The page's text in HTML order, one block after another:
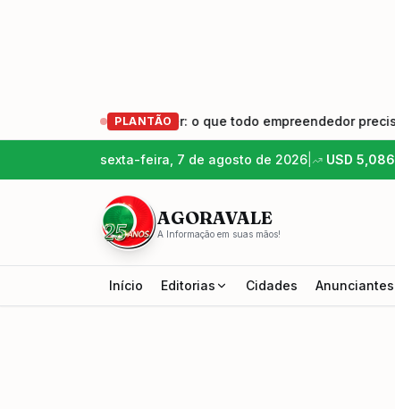
PLANTÃO
e Crescer: o que todo empreendedor precisa saber
sexta-feira, 7 de agosto de 2026 USD 5,086
AGORAVALE
A Informação em suas mãos!
Início Editorias Cidades Anunciantes